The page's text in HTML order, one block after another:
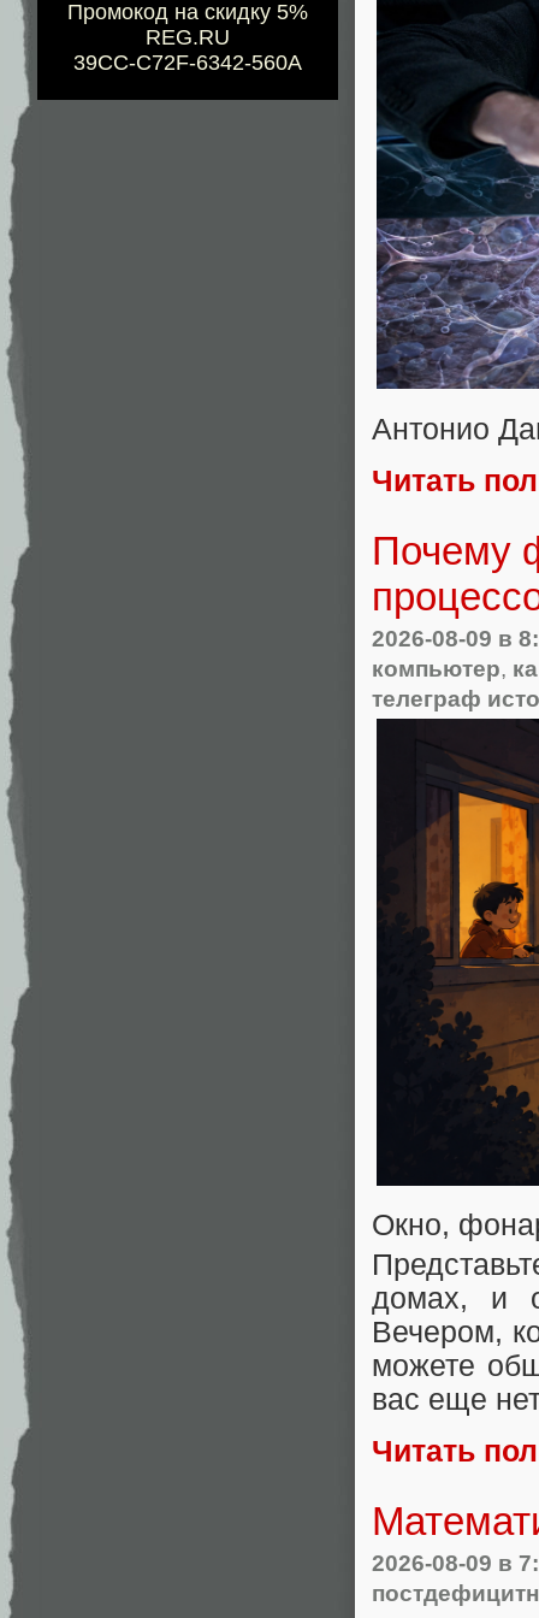
Промокод на скидку 5%
REG.RU
39CC-C72F-6342-560A
Антонио
Читать
Почему
2026-08-09 в
компьютер,
телеграф
Окно,
домах, и
Вечером,
можете
вас еще
Читать
2026-08-09 в